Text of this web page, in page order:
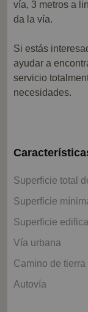
vía, 3 metros a
da la vía.
Si estás
ayudar a
servicio
necesidades.
Superficie total
Superficie
Superficie
Vía urbana
Camino de tierra
Autovía